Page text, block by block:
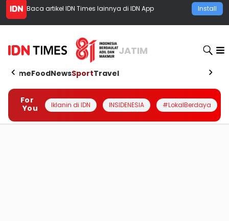
Baca artikel IDN Times lainnya di IDN App Install
JATIM
HomeFoodNewsSportTravel
For
You
Iklanin di IDN INSIDENESIA #LokalBerdaya